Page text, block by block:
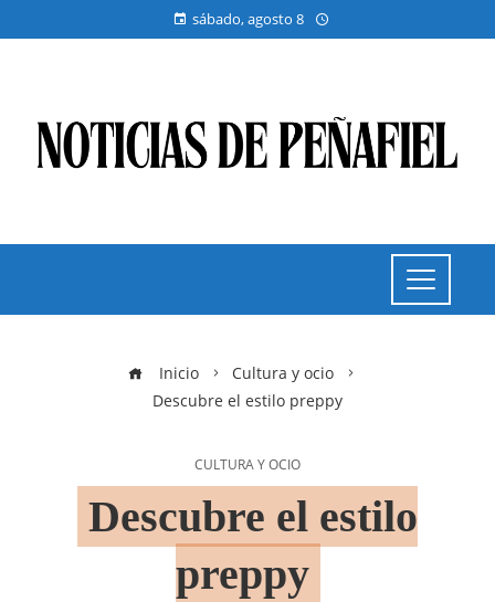
sábado, agosto 8
Inicio
Cultura y ocio
Descubre el estilo preppy
CULTURA Y OCIO
Descubre el estilo
preppy